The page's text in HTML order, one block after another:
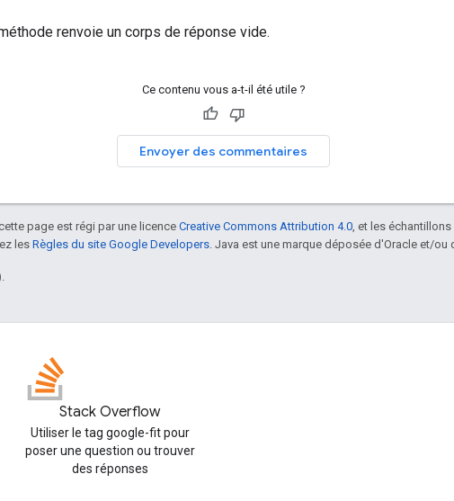
renvoie un corps de réponse vide.
Ce contenu vous a-t-il été utile ?
Envoyer des commentaires
page est régi par une licence Creative Commons Attribution 4.0 , et les
les Règles du site Google Developers . Java est une marque déposée d'Oracle et/
Stack Overflow
Utiliser le tag google-fit pour
poser une question ou trouver
des réponses